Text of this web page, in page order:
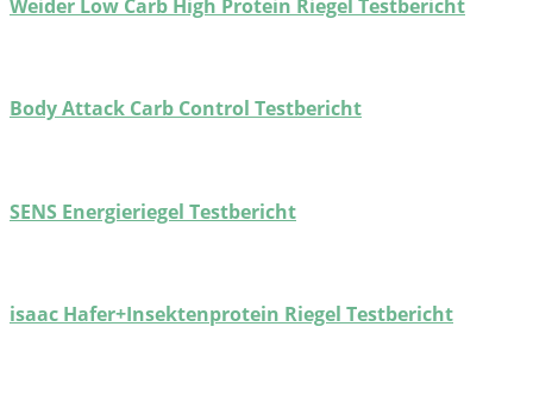
Weider Low Carb High Protein Riegel Testbericht
Body Attack Carb Control Testbericht
SENS Energieriegel Testbericht
isaac Hafer+Insekten­protein Riegel Testbericht